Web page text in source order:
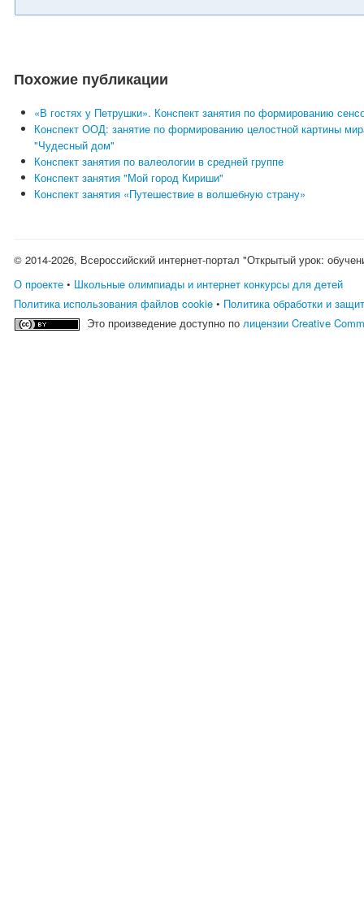
Похожие публикации
«В гостях у Петрушки». Конспект занятия по формированию
Конспект ООД: занятие по формированию целостной картины
"Чудесный дом"
Конспект занятия по валеологии в средней группе
Конспект занятия "Мой город Кириши"
Конспект занятия «Путешествие в волшебную страну»
© 2014-2026, Всероссийский интернет-портал "Открытый урок:
О проекте • Школьные олимпиады и интернет конкурсы для детей
Политика использования файлов cookie • Политика обработки и
Это произведение доступно полицензии Creative